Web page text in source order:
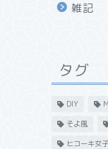
雑記
タグ
DIY
そよ風
ヒコーキ女子